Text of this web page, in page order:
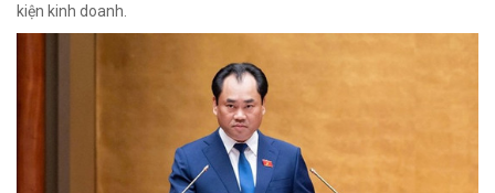
kiện kinh doanh.